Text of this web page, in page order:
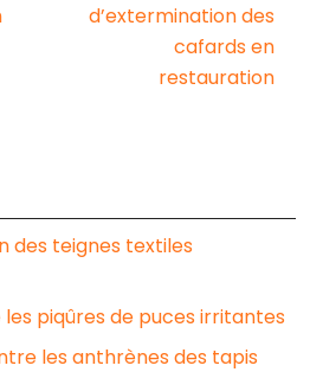
d’extermination des
cafards en
restauration
des teignes textiles
piqûres de puces irritantes
les anthrènes des tapis